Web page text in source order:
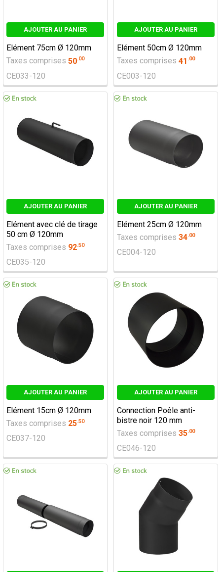
AJOUTER AU PANIER
Elément 75cm Ø 120mm
Taxes comprises 50.00
CE033-120
AJOUTER AU PANIER
Elément 50cm Ø 120mm
Taxes comprises 41 .00
CE003-120
AJOUTER AU PANIER
Elément avec clé de tirage
50 cm Ø 120mm
Taxes comprises 92.50
CE035-120
AJOUTER AU PANIER
Elément 25cm Ø 120mm
Taxes comprises 34.00
CE004-120
AJOUTER AU PANIER
Elément 15cm Ø 120mm
Taxes comprises 25.50
CE037-120
AJOUTER AU PANIER
Connection Poêle anti-
bistre noir 120 mm
Taxes comprises 35.00
CE046-120